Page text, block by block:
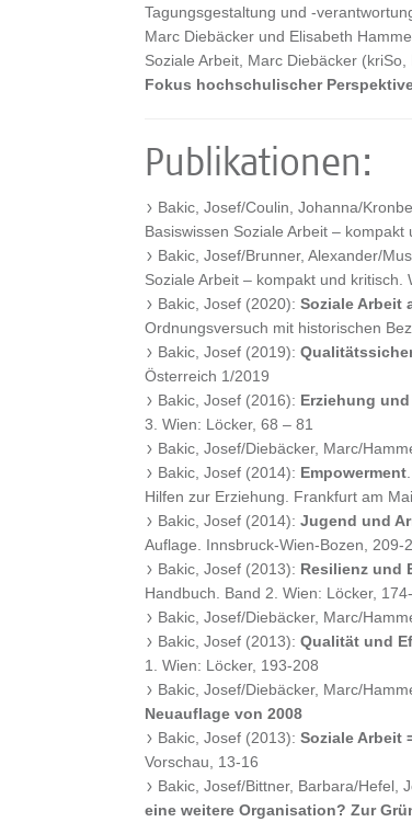
Tagungsgestaltung und -
Marc Diebäcker und Elisabeth
Soziale Arbeit, Marc Diebäcker
Fokus hochschulischer
Publikationen:
Bakic, Josef/Coulin, Johanna/
Basiswissen Soziale Arbeit –
Bakic, Josef/Brunner, Alexander/
Soziale Arbeit – kompakt und kritisch.
Bakic, Josef (2020): Soziale Arbeit
Ordnungsversuch mit historischen
Bakic, Josef (2019):
Österreich 1/2019
Bakic, Josef (2016): Erziehung
3. Wien: Löcker, 68 – 81
Bakic, Josef/Diebäcker, Marc/
Bakic, Josef (2014): Empowerment
Hilfen zur Erziehung. Frankfurt am
Bakic, Josef (2014): Jugend und
Auflage. Innsbruck-Wien-Bozen, 209-
Bakic, Josef (2013): Resilienz und
Handbuch. Band 2. Wien: Löcker,
Bakic, Josef/Diebäcker, Marc/
Bakic, Josef (2013): Qualität und
1. Wien: Löcker, 193-208
Bakic, Josef/Diebäcker, Marc/
Neuauflage von 2008
Bakic, Josef (2013): Soziale Arbeit
Vorschau, 13-16
Bakic, Josef/Bittner, Barbara/Hefel,
eine weitere Organisation? Zur